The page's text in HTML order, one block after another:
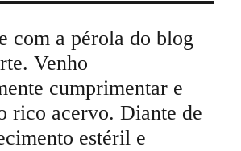
com a pérola do blog
Venho
cumprimentar e
rico acervo. Diante de
estéril e